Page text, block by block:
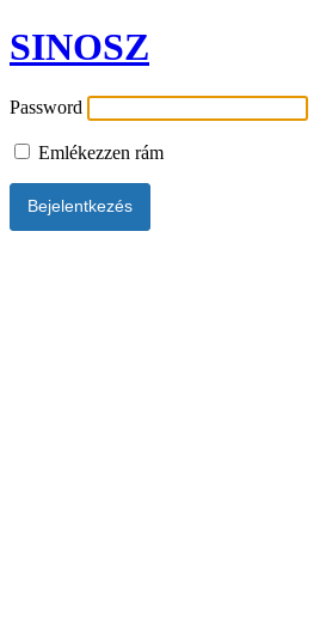
SINOSZ
Password
Emlékezzen rám